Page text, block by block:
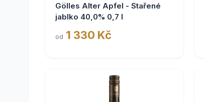
Gölles Alter Apfel - Stařené
jablko 40,0% 0,7 l
od 1 330 Kč